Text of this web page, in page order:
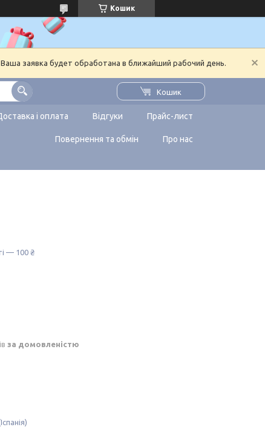
Кошик
заявка будет обработана в ближайший рабочий день.
Кошик
і оплата Відгуки Прайс-лист
Повернення та обмін Про нас
— 100 ₴
за домовленістю